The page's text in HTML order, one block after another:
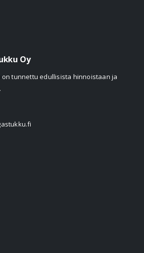
Oy
on tunnettu edullisista hinnoistaan ja